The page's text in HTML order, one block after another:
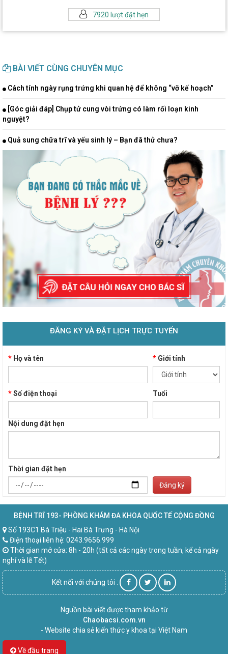
7920 lượt đặt hẹn
BÀI VIẾT CÙNG CHUYÊN MỤC
Cách tính ngày rụng trứng khi quan hệ để không “vỡ kế hoạch”
[Góc giải đáp] Chụp tử cung vòi trứng có làm rối loạn kinh
nguyệt?
Quả sung chữa trĩ và yếu sinh lý – Bạn đã thử chưa?
ĐĂNG KÝ VÀ ĐẶT LỊCH TRỰC TUYẾN
* Họ và tên *Giới tính
*Số điện thoại Tuổi
Nội dung đặt hẹn
Thời gian đặt hẹn
Đăng ký
BỆNH TRĨ 193- PHÒNG KHÁM ĐA KHOA QUỐC TẾ CỘNG ĐỒNG
Số 193C1 Bà Triệu - Hai Bà Trưng - Hà Nội
Điện thoại liên hệ: 0243.9656.999
Thời gian mở cửa: 8h - 20h (tất cả các ngày trong tuần, kể cả ngày
nghỉ và lễ Tết)
Kết nối với chúng tôi :
Nguồn bài viết được tham khảo từ
Chaobacsi.com.vn
- Website chia sẻ kiến thức y khoa tại Việt Nam
Về đầu trang